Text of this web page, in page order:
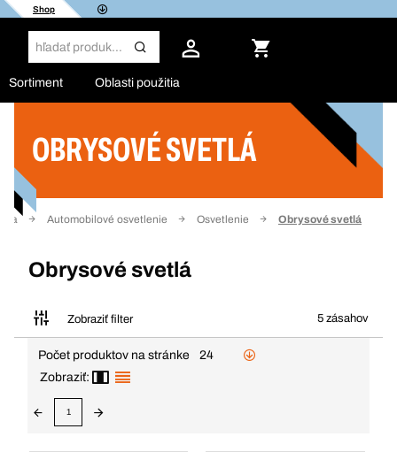
Shop
Sortiment Oblasti použitia
OBRYSOVÉ SVETLÁ
Automobilové osvetlenie Osvetlenie Obrysové svetlá
Obrysové svetlá
Zobraziť filter 5 zásahov
Filter
Počet produktov na stránke
24
Zobraziť:
1